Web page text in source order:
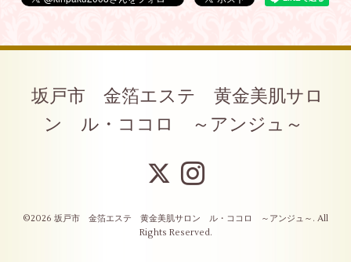
坂戸市 金箔エステ 黄金美肌サロ
ン ル・ココロ ～アンジュ～
©2026 坂戸市 金箔エステ 黄金美肌サロン ル・ココロ ～アンジュ～ . All
Rights Reserved.